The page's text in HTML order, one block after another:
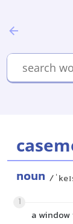
noun /
1
a